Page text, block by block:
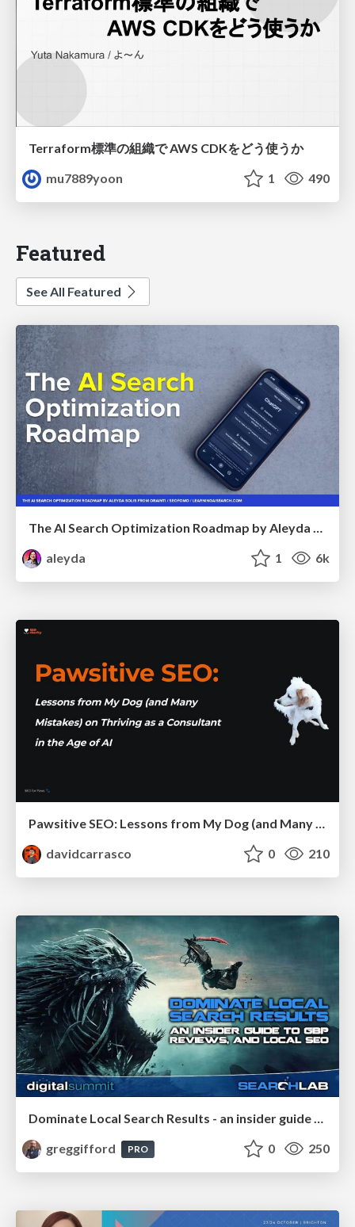
Terraform標準の組織で AWS CDKをどう使うか
mu7889yoon
1 490
Featured
See All Featured
The AI Search Optimization Roadmap by Aleyda Solis
aleyda
1 6k
Pawsitive SEO: Lessons from My Dog (and Many Mistakes) on Thriving as a Consultant in the Age of AI
davidcarrasco
0 210
Dominate Local Search Results - an insider guide to GBP, reviews, and Local SEO
greggifford
PRO 0 250